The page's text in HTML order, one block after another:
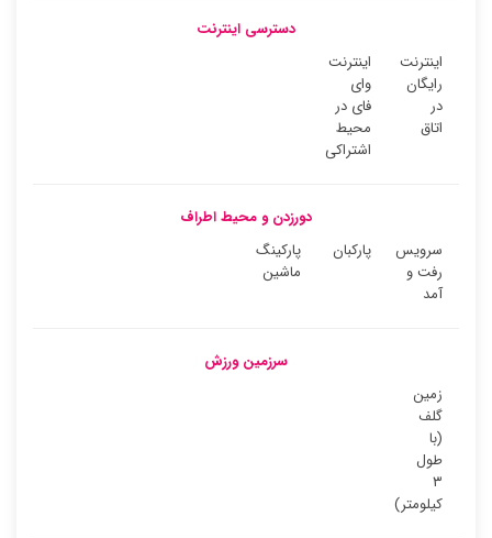
دسترسی اینترنت
اینترنت
رایگان
در
اتاق
اینترنت
وای
فای در
محیط
اشتراکی
دورزدن و محیط اطراف
سرویس
رفت و
آمد
پارکبان
پارکینگ
ماشین
سرزمین ورزش
زمین
گلف
(با
طول
۳
کیلومتر)